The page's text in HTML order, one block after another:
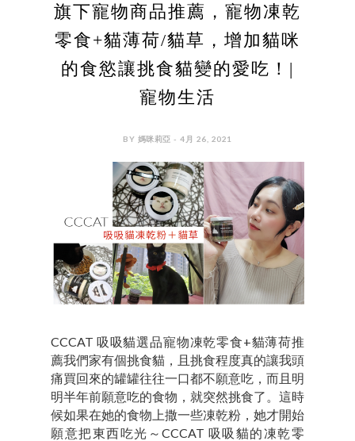
旗下寵物商品推薦，寵物凍乾
零食+貓薄荷/貓草，增加貓咪
的食慾讓挑食貓變的愛吃！|
寵物生活
BY 媽咪莉亞 - 4月 26, 2021
CCCAT 吸吸貓選品寵物凍乾零食+貓薄荷推
薦我們家有個挑食貓，且挑食程度真的讓我頭
痛買回來的罐罐往往一口都不願意吃，而且明
明半年前願意吃的食物，就突然挑食了。這時
候如果在她的食物上撒一些凍乾粉，她才開始
願意把東西吃光～CCCAT 吸吸貓的凍乾零